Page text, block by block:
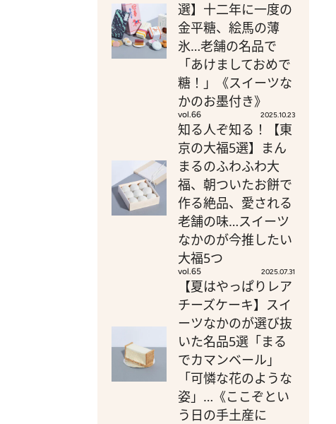
選】十二年に一度の
金平糖、絵馬の薄
氷…老舗の名品で
「あけましておめで
糖！」《スイーツな
かのお墨付き》
vol.66 2025.10.23
知る人ぞ知る！【東
京の大福5選】まん
まるのふわふわ大
福、朝ついたお餅で
作る絶品、愛される
老舗の味…スイーツ
なかのが今推したい
大福5つ
vol.65 2025.07.31
【夏はやっぱりレア
チーズケーキ】スイ
ーツなかのが選び抜
いた名品5選「まる
でカマンベール」
「可憐な花のような
姿」…《ここぞとい
う日の手土産に